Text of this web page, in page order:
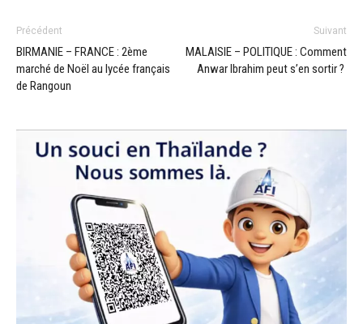
Précédent
BIRMANIE – FRANCE : 2ème
marché de Noël au lycée français
de Rangoun
Suivant
MALAISIE – POLITIQUE : Comment
Anwar Ibrahim peut s’en sortir ?